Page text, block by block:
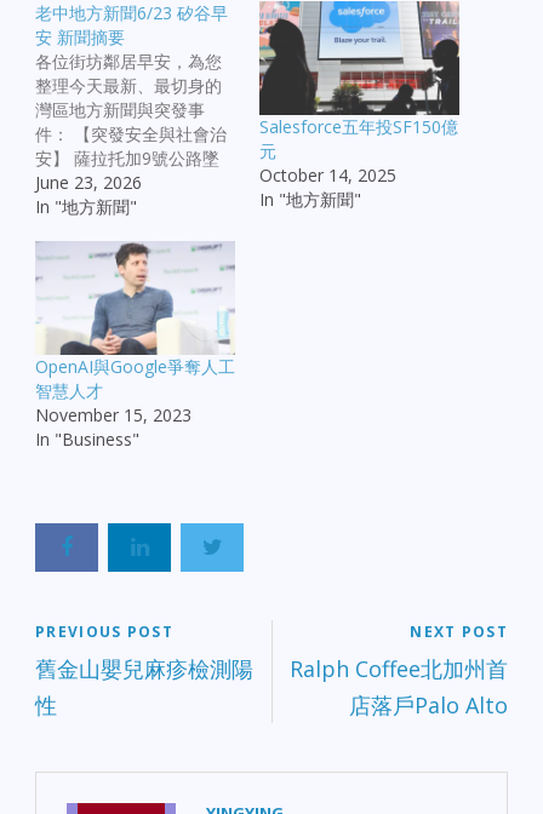
老中地方新聞6/23 矽谷早
安 新聞摘要
各位街坊鄰居早安，為您
整理今天最新、最切身的
灣區地方新聞與突發事
件： 【突發安全與社會治
安】 薩拉托加9號公路墜
崖車禍：Saratoga 附近的
9 號公路發生一起駭人聽
山崖，救援人員證實已有
3 人在事故中死亡。 北加
州圖書館槍擊案：北加州
一所圖書館內發生持槍襲
擊事件，造成 2 人不幸喪
生。警方隨後迅速展開行
動，目前已逮捕了一名 18
歲的年輕嫌疑人。 康縣警
局副局長因盜竊被捕：康
因涉嫌犯罪被捕，罪名竟
然是「盜竊罪」，引發內
部與輿論震驚。 海沃德追
告，正在追查一名企圖綁
架孩童的嫌疑人，其外貌
特徵有刻意模仿歌手小賈
斯汀（Justin Bieber）的傾
June 23, 2026
In "地方新聞"
Salesforce五年投SF150億
元
October 14, 2025
In "地方新聞"
OpenAI與Google爭奪人工
智慧人才
November 15, 2023
In "Business"
PREVIOUS POST
舊金山嬰兒麻疹檢測陽
性
NEXT POST
Ralph Coffee北加州首
店落戶Palo Alto